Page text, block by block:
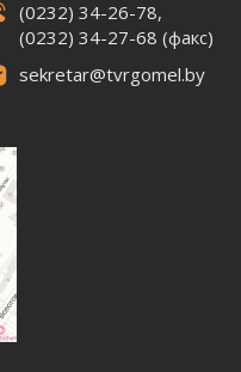
(0232) 34-26-78,
(0232) 34-27-68 (факс)
sekretar@tvrgomel.by